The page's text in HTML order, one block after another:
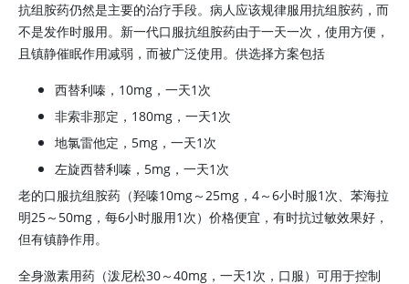
抗组胺药仍然是主要的治疗手段。病人应该规律服用抗组胺药，而
不是发作时服用。新一代口服抗组胺药由于一天一次，使用方便，
且镇静催眠作用减弱，而被广泛使用。供选择方案包括
西替利嗪，10mg，一天1次
非索非那定，180mg，一天1次
地氯雷他定，5mg，一天1次
左旋西替利嗪，5mg，一天1次
老的口服抗组胺药（羟嗪10mg～25mg，4～6小时服1次、苯海拉
明25～50mg，每6小时服用1次）价格便宜，有时抗过敏效果好，
但有镇静作用。
全身激素用药（泼尼松30～40mg，一天1次，口服）可用于控制